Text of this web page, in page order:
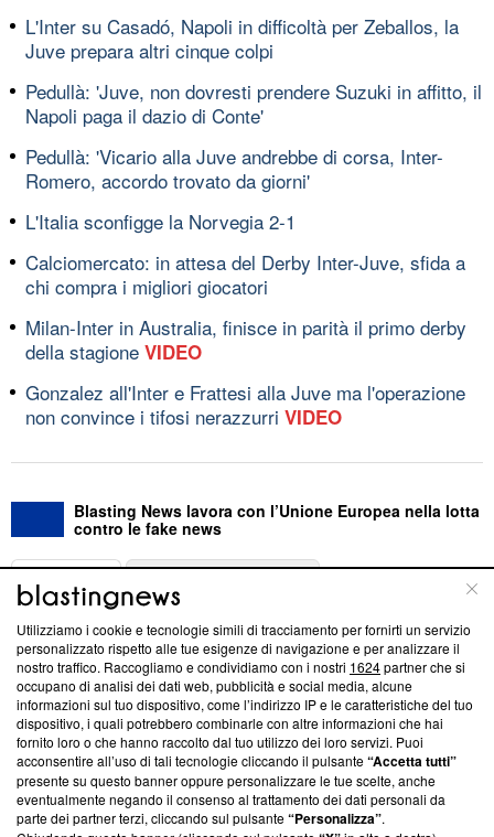
L'Inter su Casadó, Napoli in difficoltà per Zeballos, la
Juve prepara altri cinque colpi
Pedullà: 'Juve, non dovresti prendere Suzuki in affitto, il
Napoli paga il dazio di Conte'
Pedullà: 'Vicario alla Juve andrebbe di corsa, Inter-
Romero, accordo trovato da giorni'
L'Italia sconfigge la Norvegia 2-1
Calciomercato: in attesa del Derby Inter-Juve, sfida a
chi compra i migliori giocatori
Milan-Inter in Australia, finisce in parità il primo derby
della stagione VIDEO
Gonzalez all'Inter e Frattesi alla Juve ma l'operazione
non convince i tifosi nerazzurri VIDEO
Blasting News lavora con l’Unione Europea nella lotta
contro le fake news
ABOUT
Questa sezione offre informazioni trasparenti su Blasting
News, sui nostri processi editoriali e su come ci impegniamo a
creare news di qualità. Inoltre, afferma la nostra aderenza a
‘Trust Project - News with Integrity’Blasting News non è
ancora membro del programma, ma ha richiesto di farne
parte; Trust Project non ha ancora effettuato una verifica di
conformità agli standard.
Su di noi
Utilizziamo i cookie e tecnologie simili di tracciamento per fornirti un servizio
personalizzato rispetto alle tue esigenze di navigazione e per analizzare il
nostro traffico. Raccogliamo e condividiamo con i nostri 1624partner che si
occupano di analisi dei dati web, pubblicità e social media, alcune
informazioni sul tuo dispositivo, come l’indirizzo IP e le caratteristiche del tuo
dispositivo, i quali potrebbero combinarle con altre informazioni che hai
fornito loro o che hanno raccolto dal tuo utilizzo dei loro servizi. Puoi
acconsentire all’uso di tali tecnologie cliccando il pulsante“Accetta tutti”
presente su questo banner oppure personalizzare le tue scelte, anche
eventualmente negando il consenso al trattamento dei dati personali da
parte dei partner terzi, cliccando sul pulsante“Personalizza”.